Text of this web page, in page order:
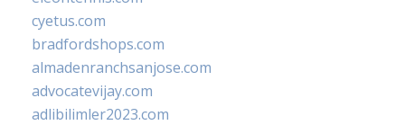
cyetus.com
bradfordshops.com
almadenranchsanjose.com
advocatevijay.com
adlibilimler2023.com